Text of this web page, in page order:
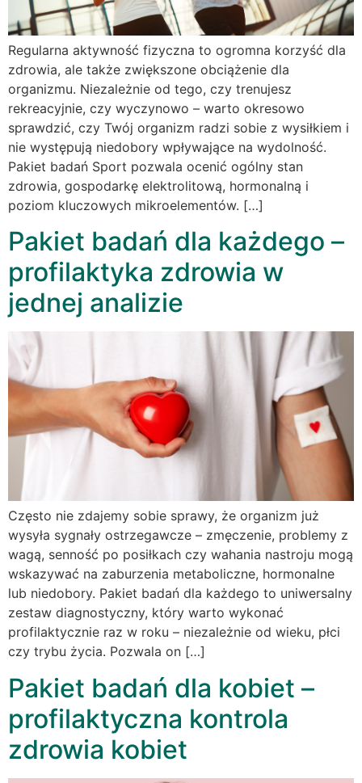
Regularna aktywność fizyczna to ogromna korzyść dla
zdrowia, ale także zwiększone obciążenie dla
organizmu. Niezależnie od tego, czy trenujesz
rekreacyjnie, czy wyczynowo – warto okresowo
sprawdzić, czy Twój organizm radzi sobie z wysiłkiem i
nie występują niedobory wpływające na wydolność.
Pakiet badań Sport pozwala ocenić ogólny stan
zdrowia, gospodarkę elektrolitową, hormonalną i
poziom kluczowych mikroelementów. […]
Pakiet badań dla każdego –
profilaktyka zdrowia w
jednej analizie
Często nie zdajemy sobie sprawy, że organizm już
wysyła sygnały ostrzegawcze – zmęczenie, problemy z
wagą, senność po posiłkach czy wahania nastroju mogą
wskazywać na zaburzenia metaboliczne, hormonalne
lub niedobory. Pakiet badań dla każdego to uniwersalny
zestaw diagnostyczny, który warto wykonać
profilaktycznie raz w roku – niezależnie od wieku, płci
czy trybu życia. Pozwala on […]
Pakiet badań dla kobiet –
profilaktyczna kontrola
zdrowia kobiet